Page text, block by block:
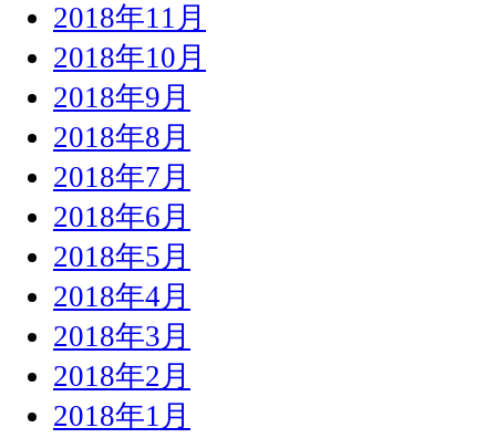
2018年11月
2018年10月
2018年9月
2018年8月
2018年7月
2018年6月
2018年5月
2018年4月
2018年3月
2018年2月
2018年1月